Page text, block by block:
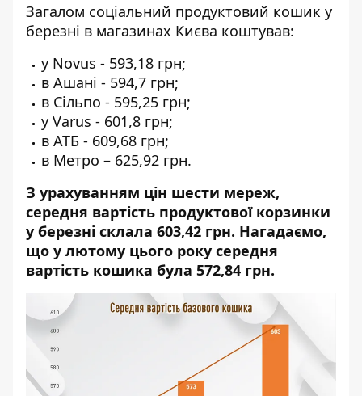
Загалом соціальний продуктовий кошик у
березні в магазинах Києва коштував:
у Novus - 593,18 грн;
в Ашані - 594,7 грн;
в Сільпо - 595,25 грн;
у Varus - 601,8 грн;
в АТБ - 609,68 грн;
в Метро – 625,92 грн.
З урахуванням цін шести мереж,
середня вартість продуктової корзинки
у березні склала 603,42 грн. Нагадаємо,
що у лютому цього року середня
вартість кошика була 572,84 грн.